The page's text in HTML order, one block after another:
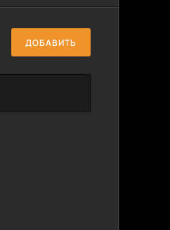
ДОБАВИТЬ